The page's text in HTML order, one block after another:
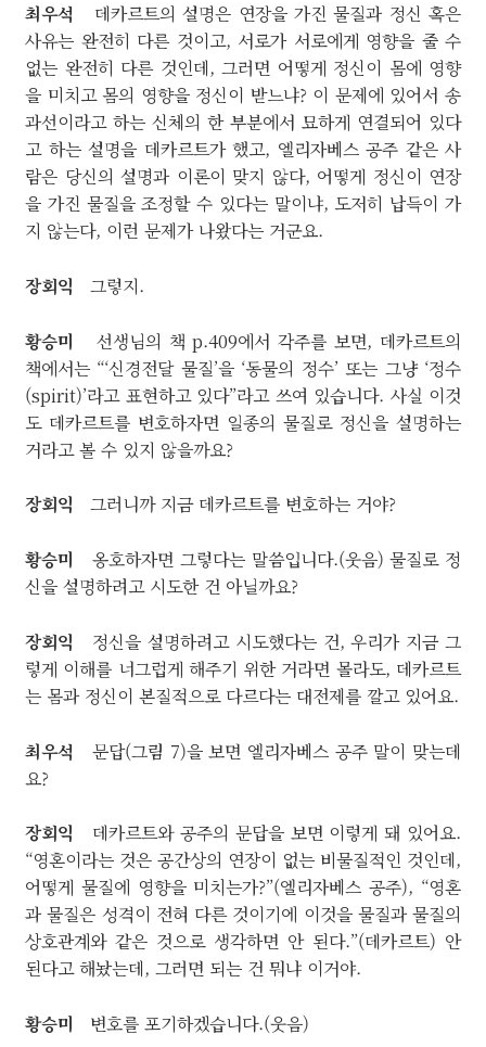
최우석 데카르트의 설명은 연장을 가진 물질과 정신 혹은
사유는 완전히 다른 것이고, 서로가 서로에게 영향을 줄 수
없는 완전히 다른 것인데, 그러면 어떻게 정신이 몸에 영향
을 미치고 몸의 영향을 정신이 받느냐? 이 문제에 있어서 송
과선이라고 하는 신체의 한 부분에서 묘하게 연결되어 있다
고 하는 설명을 데카르트가 했고, 엘리자베스 공주 같은 사
람은 당신의 설명과 이론이 맞지 않다, 어떻게 정신이 연장
을 가진 물질을 조정할 수 있다는 말이냐, 도저히 납득이 가
지 않는다, 이런 문제가 나왔다는 거군요.
장회익 그렇지.
황승미 선생님의 책 p.409에서 각주를 보면, 데카르트의
책에서는 “‘신경전달 물질’을 ‘동물의 정수’ 또는 그냥 ‘정수
(spirit)’라고 표현하고 있다”라고 쓰여 있습니다. 사실 이것
도 데카르트를 변호하자면 일종의 물질로 정신을 설명하는
거라고 볼 수 있지 않을까요?
장회익 그러니까 지금 데카르트를 변호하는 거야?
황승미 옹호하자면 그렇다는 말씀입니다.(웃음) 물질로 정
신을 설명하려고 시도한 건 아닐까요?
장회익 정신을 설명하려고 시도했다는 건, 우리가 지금 그
렇게 이해를 너그럽게 해주기 위한 거라면 몰라도, 데카르트
는 몸과 정신이 본질적으로 다르다는 대전제를 깔고 있어요.
최우석 문답(그림 7)을 보면 엘리자베스 공주 말이 맞는데
요?
장회익 데카르트와 공주의 문답을 보면 이렇게 돼 있어요.
“영혼이라는 것은 공간상의 연장이 없는 비물질적인 것인데,
어떻게 물질에 영향을 미치는가?”(엘리자베스 공주), “영혼
과 물질은 성격이 전혀 다른 것이기에 이것을 물질과 물질의
상호관계와 같은 것으로 생각하면 안 된다.”(데카르트) 안
된다고 해놨는데, 그러면 되는 건 뭐냐 이거야.
황승미 변호를 포기하겠습니다.(웃음)